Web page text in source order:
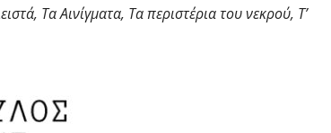
Τα Αινίγματα, Τα περιστέρια του νεκρού, Τ’